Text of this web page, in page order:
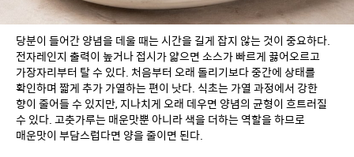
당분이 들어간 양념을 데울 때는 시간을 길게 잡지 않는 것이 중요하다.
전자레인지 출력이 높거나 접시가 얇으면 소스가 빠르게 끓어오르고
가장자리부터 탈 수 있다. 처음부터 오래 돌리기보다 중간에 상태를
확인하며 짧게 추가 가열하는 편이 낫다. 식초는 가열 과정에서 강한
향이 줄어들 수 있지만, 지나치게 오래 데우면 양념의 균형이 흐트러질
수 있다. 고춧가루는 매운맛뿐 아니라 색을 더하는 역할을 하므로
매운맛이 부담스럽다면 양을 줄이면 된다.